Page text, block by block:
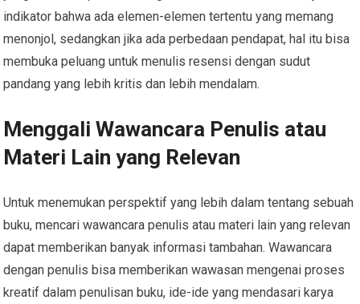
indikator bahwa ada elemen-elemen tertentu yang memang
menonjol, sedangkan jika ada perbedaan pendapat, hal itu bisa
membuka peluang untuk menulis resensi dengan sudut
pandang yang lebih kritis dan lebih mendalam.
Menggali Wawancara Penulis atau
Materi Lain yang Relevan
Untuk menemukan perspektif yang lebih dalam tentang sebuah
buku, mencari wawancara penulis atau materi lain yang relevan
dapat memberikan banyak informasi tambahan. Wawancara
dengan penulis bisa memberikan wawasan mengenai proses
kreatif dalam penulisan buku, ide-ide yang mendasari karya